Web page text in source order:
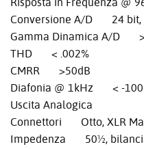
Risposta in Frequenza
Conversione A/D 24 bit,
Gamma Dinamica A/D
THD < .002%
CMRR >50dB
Diafonia @ 1kHz < -
Uscita Analogica
Connettori Otto, XLR
Impedenza 50½,